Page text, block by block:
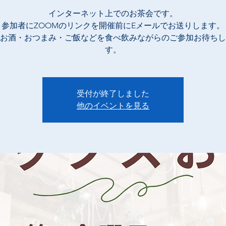
インターネット上でのお茶会です。
参加者にZOOMのリンクを開催前にEメールでお送りします。
酒・おつまみ・ご飯などを食べ飲みながらのご参加お待ち
す。
受付が終了しました
他のイベントを見る